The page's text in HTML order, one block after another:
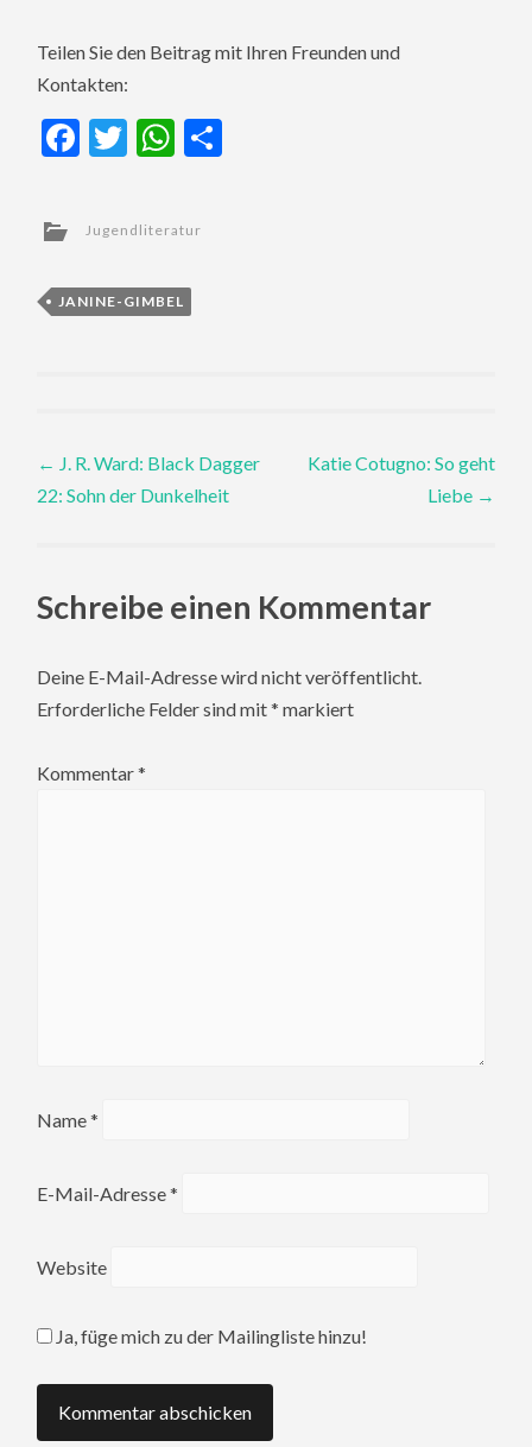
Teilen Sie den Beitrag mit Ihren Freunden und
Kontakten:
Facebook
TwitterWhatsApp
Jugendliteratur
JANINE-GIMBEL
Post
← J. R. Ward: Black Dagger
22: Sohn der Dunkelheit
Katie Cotugno: So geht
Liebe →
Schreibe einen Kommentar
Deine E-Mail-Adresse wird nicht veröffentlicht.
Erforderliche Felder sind mit* markiert
Kommentar*
Name*
E-Mail-Adresse*
Website
Ja, füge mich zu der Mailingliste hinzu!